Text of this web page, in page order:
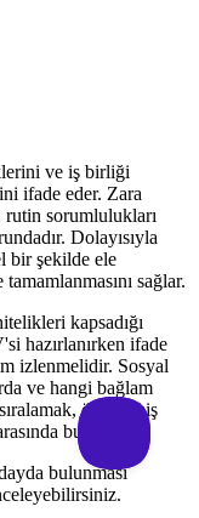
ve iş birliği
ifade eder. Zara
rutin sorumlulukları
Dolayısıyla
bir şekilde ele
tamamlanmasını sağlar.
kapsadığı
hazırlanırken ifade
izlenmelidir. Sosyal
ve hangi bağlam
öz geçmiş
bulunur.
bulunması